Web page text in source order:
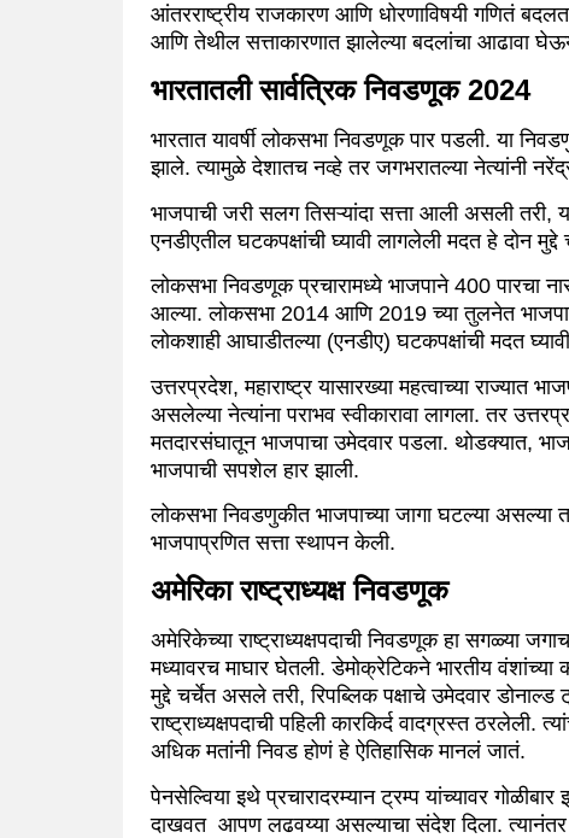
आंतरराष्ट्रीय राजकारण आणि धोरणाविषयी गणितं
आणि तेथील सत्ताकारणात झालेल्या बदलांचा आढावा
भारतातली सार्वत्रिक निवडणूक 2024
भारतात यावर्षी लोकसभा निवडणूक पार पडली. या
झाले. त्यामुळे देशातच नव्हे तर जगभरातल्या नेत्यांनी
भाजपाची जरी सलग तिसऱ्यांदा सत्ता आली असली तरी,
एनडीएतील घटकपक्षांची घ्यावी लागलेली मदत हे दोन
लोकसभा निवडणूक प्रचारामध्ये भाजपाने 400 पारचा
आल्या. लोकसभा 2014 आणि 2019 च्या तुलनेत
लोकशाही आघाडीतल्या (एनडीए) घटकपक्षांची मदत
उत्तरप्रदेश, महाराष्ट्र यासारख्या महत्वाच्या राज्यात
असलेल्या नेत्यांना पराभव स्वीकारावा लागला. तर
मतदारसंघातून भाजपाचा उमेदवार पडला. थोडक्यात,
भाजपाची सपशेल हार झाली.
लोकसभा निवडणुकीत भाजपाच्या जागा घटल्या असल्या
भाजपाप्रणित सत्ता स्थापन केली.
अमेरिका राष्ट्राध्यक्ष निवडणूक
अमेरिकेच्या राष्ट्राध्यक्षपदाची निवडणूक हा सगळ्या
मध्यावरच माघार घेतली. डेमोक्रेटिकने भारतीय
मुद्दे चर्चेत असले तरी, रिपब्लिक पक्षाचे उमेदवार
राष्ट्राध्यक्षपदाची पहिली कारकिर्द वादग्रस्त ठरलेली.
अधिक मतांनी निवड होणं हे ऐतिहासिक मानलं जातं.
पेनसेल्विया इथे प्रचारादरम्यान ट्रम्प यांच्यावर
दाखवत आपण लढवय्या असल्याचा संदेश दिला. त्यानंतर